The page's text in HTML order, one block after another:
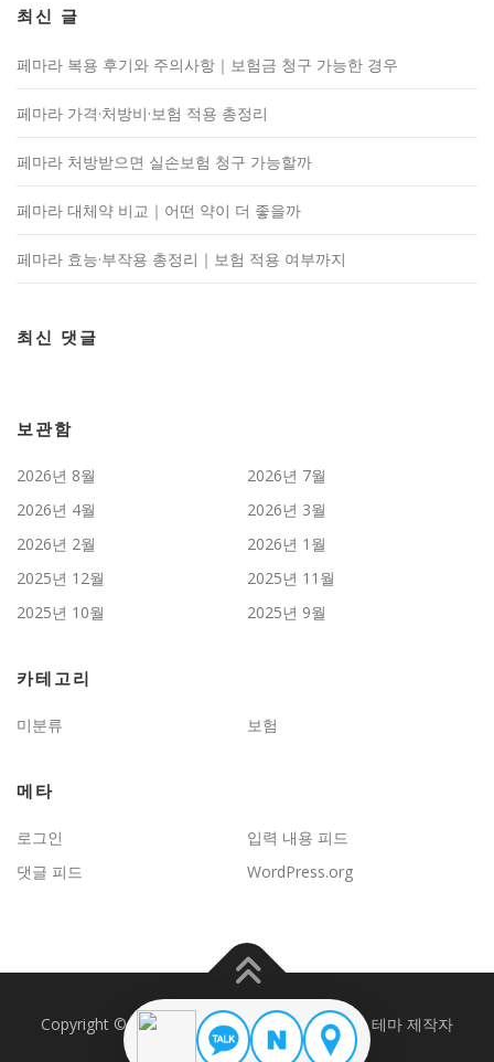
최신 글
페마라 복용 후기와 주의사항｜보험금 청구 가능한 경우
페마라 가격·처방비·보험 적용 총정리
페마라 처방받으면 실손보험 청구 가능할까
페마라 대체약 비교｜어떤 약이 더 좋을까
페마라 효능·부작용 총정리｜보험 적용 여부까지
최신 댓글
보관함
2026년 8월
2026년 7월
2026년 4월
2026년 3월
2026년 2월
2026년 1월
2025년 12월
2025년 11월
2025년 10월
2025년 9월
카테고리
미분류 보험
메타
로그인
입력 내용 피드
댓글 피드
WordPress.org
Copyright © 2026 JD보험문제연구 –OnePress테마 제작자
FameThemes